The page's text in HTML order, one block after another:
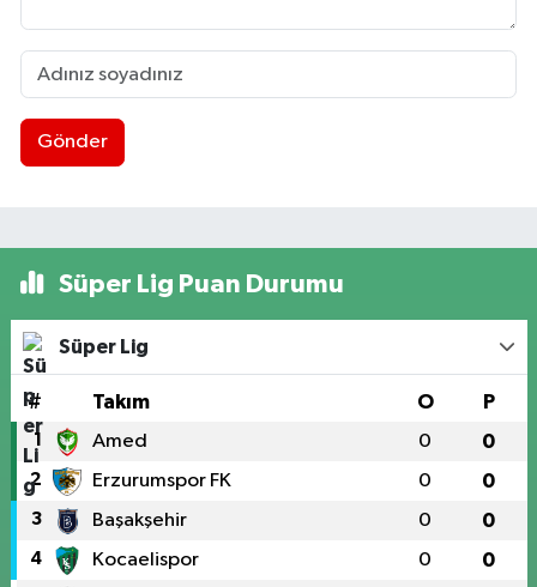
Gönder
Süper Lig Puan Durumu
Süper Lig
# Takım O P
1 Amed 0 0
2 Erzurumspor FK 0 0
3 Başakşehir 0 0
4 Kocaelispor 0 0